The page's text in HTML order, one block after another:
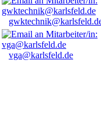
vga@karlsfeld.de